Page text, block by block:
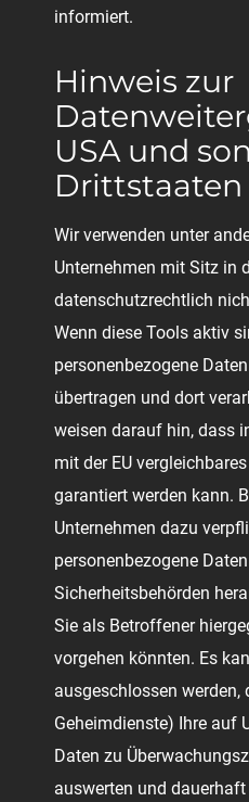
informiert.
Hinweis zur
USA und
Drittstaaten
Wir verwenden unter
Unternehmen mit Sitz in
datenschutzrechtlich
Wenn diese Tools aktiv
personenbezogene
übertragen und dort
weisen darauf hin, dass
mit der EU
garantiert werden kann.
Unternehmen dazu
personenbezogene
Sicherheitsbehörden
Sie als Betroffener
vorgehen könnten. Es
ausgeschlossen werden,
Geheimdienste) Ihre auf
Daten zu
auswerten und